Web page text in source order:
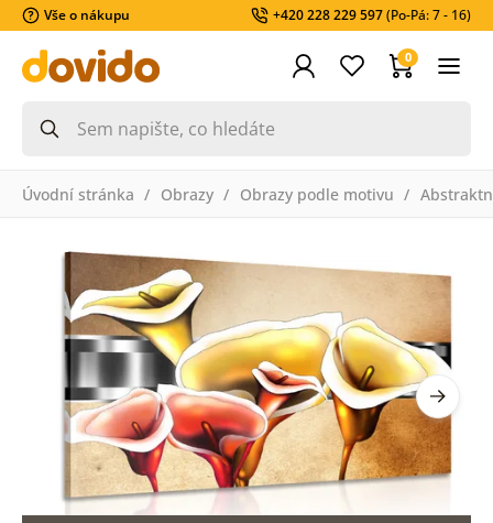
Vše o nákupu +420 228 229 597(Po-Pá: 7 - 16)
0
Úvodní stránka Obrazy Obrazy podle motivu